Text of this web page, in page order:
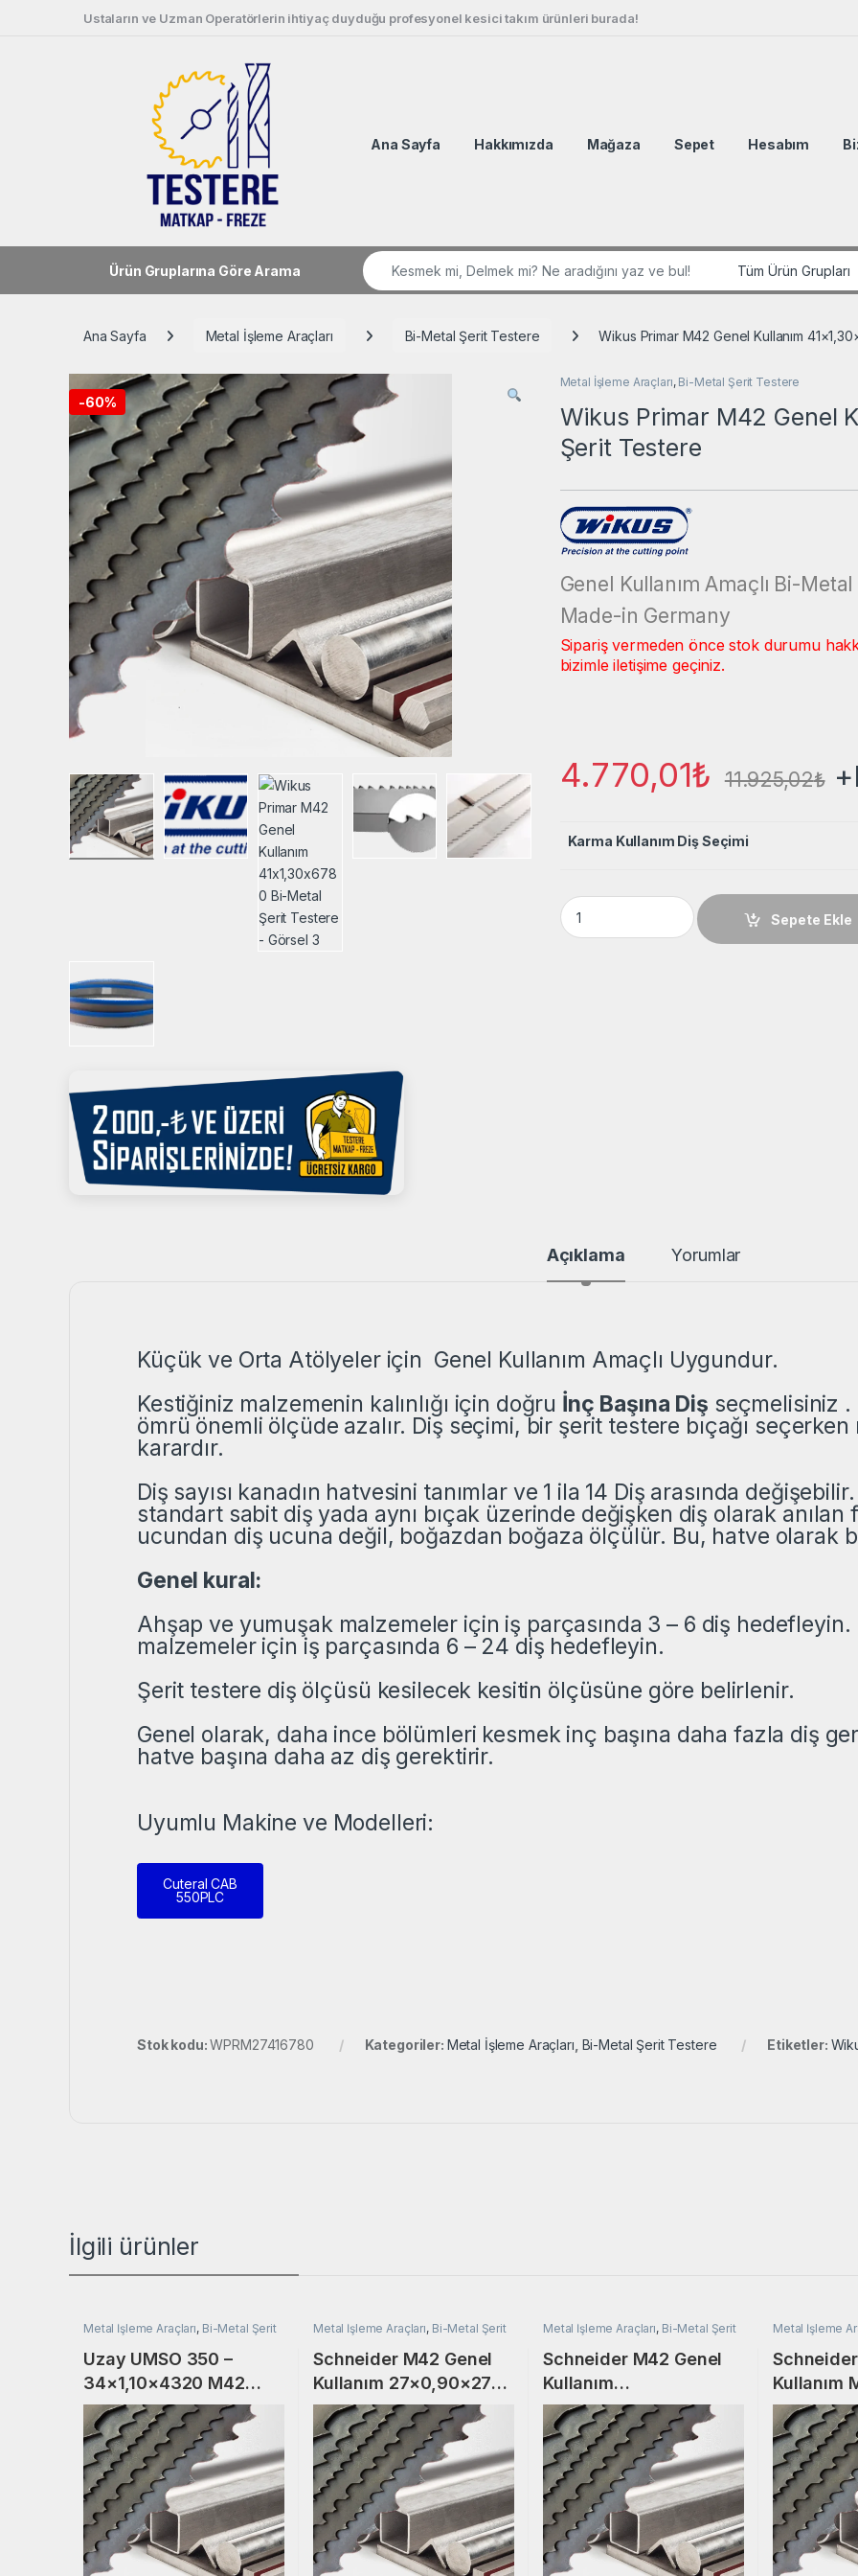
Ustaların ve Uzman Operatörlerin ihtiyaç duyduğu profesyonel kesici takım ürünleri burada!
Ana Sayfa Hakkımızda Mağaza Sepet Hesabım
Ürün Gruplarına Göre Arama
Search for:
Ana Sayfa Metal İşleme Araçları Bi-Metal Şerit Testere Wikus Primar M42 Genel Kullanım
-60%
Metal İşleme Araçları, Bi-Metal Şerit Testere
Wikus Primar M42 Genel
Şerit Testere
Genel Kullanım Amaçlı Bi-
Made-in Germany
Sipariş vermeden önce stok durumu
bizimle iletişime geçiniz.
4.770,01₺ 11.925,02₺
Karma Kullanım Diş Seçimi
Wikus Primar M42 Genel Kullanım
Sepete Ekle
Açıklama Yorumlar
Küçük ve Orta Atölyeler için Genel Kullanım Amaçlı Uygundur.
Kestiğiniz malzemenin kalınlığı için doğru İnç Başına Diş seçmelisiniz .
ömrü önemli ölçüde azalır. Diş seçimi, bir şerit testere bıçağı
karardır.
Diş sayısı kanadın hatvesini tanımlar ve 1 ila 14 Diş arasında
standart sabit diş yada aynı bıçak üzerinde değişken diş olarak anılan
ucundan diş ucuna değil, boğazdan boğaza ölçülür. Bu, hatve olarak
Genel kural:
Ahşap ve yumuşak malzemeler için iş parçasında 3 – 6 diş hedefleyin.
malzemeler için iş parçasında 6 – 24 diş hedefleyin.
Şerit testere diş ölçüsü kesilecek kesitin ölçüsüne göre belirlenir.
Genel olarak, daha ince bölümleri kesmek inç başına daha fazla diş
hatve başına daha az diş gerektirir.
Uyumlu Makine ve Modelleri:
Cuteral CAB
550PLC
Stok kodu:WPRM27416780 Kategoriler: Metal İşleme Araçları Bi-Metal Şerit Testere Etiketler:
İlgili ürünler
Metal İşleme Araçları, Bi-Metal Şerit
Testere
Uzay UMSO 350 –
34×1,10×4320 M42
Prosharp Bi-Metal Şerit
Testere
Metal İşleme Araçları, Bi-Metal Şerit
Testere
Schneider M42 Genel
Kullanım 27×0,90×2730
Bi-Metal Şerit Testere
Metal İşleme Araçları, Bi-Metal Şerit
Testere
Schneider M42 Genel
Kullanım
27×0,90×3400 Bi-
Metal Şerit Testere
Metal İşleme
Testere
Kullanım
Şerit